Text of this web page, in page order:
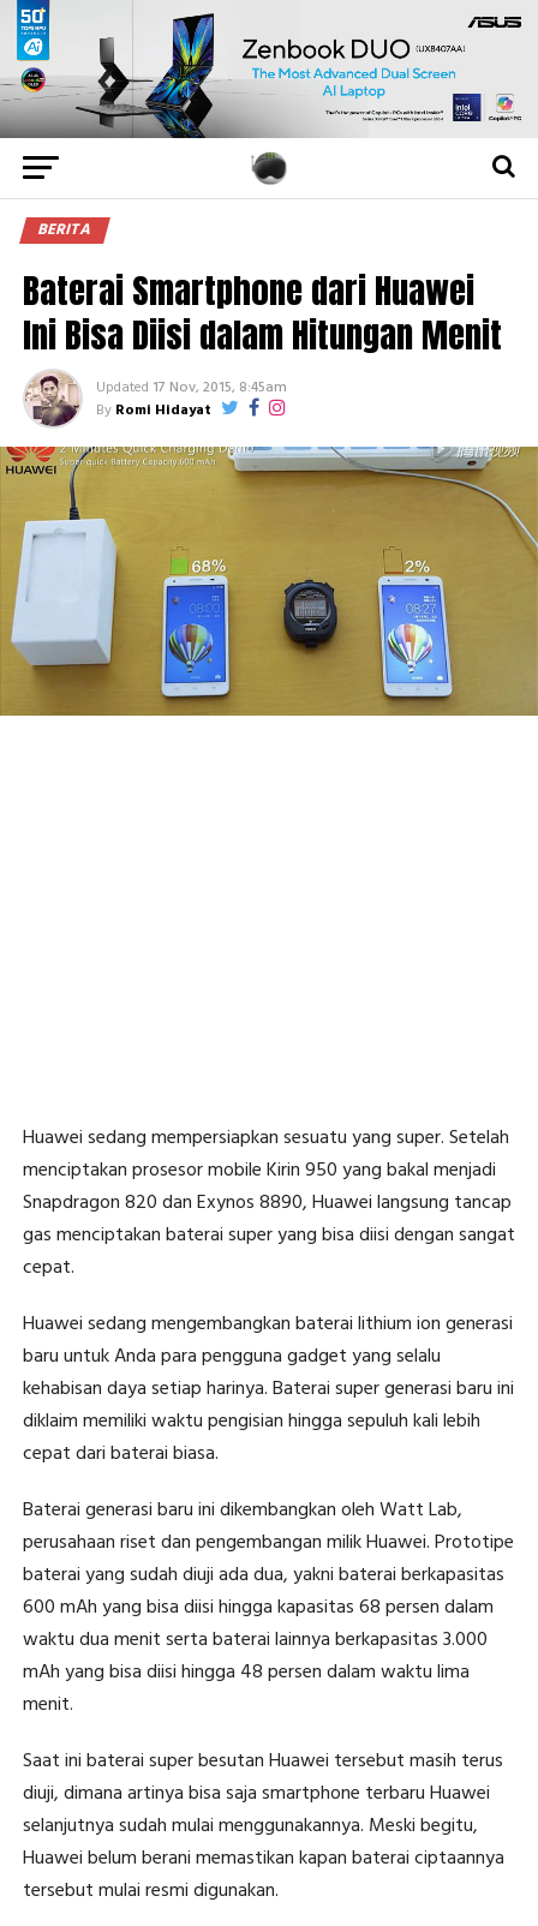
BERITA
Baterai Smartphone dari Huawei
Ini Bisa Diisi dalam Hitungan Menit
Updated 17 Nov, 2015, 8:45am
By Romi Hidayat
Huawei sedang mempersiapkan sesuatu yang super. Setelah
menciptakan prosesor mobile Kirin 950 yang bakal menjadi
Snapdragon 820 dan Exynos 8890, Huawei langsung tancap
gas menciptakan baterai super yang bisa diisi dengan sangat
cepat.
Huawei sedang mengembangkan baterai lithium ion generasi
baru untuk Anda para pengguna gadget yang selalu
kehabisan daya setiap harinya. Baterai super generasi baru ini
diklaim memiliki waktu pengisian hingga sepuluh kali lebih
cepat dari baterai biasa.
Baterai generasi baru ini dikembangkan oleh Watt Lab,
perusahaan riset dan pengembangan milik Huawei. Prototipe
baterai yang sudah diuji ada dua, yakni baterai berkapasitas
600 mAh yang bisa diisi hingga kapasitas 68 persen dalam
waktu dua menit serta baterai lainnya berkapasitas 3.000
mAh yang bisa diisi hingga 48 persen dalam waktu lima
menit.
Saat ini baterai super besutan Huawei tersebut masih terus
diuji, dimana artinya bisa saja smartphone terbaru Huawei
selanjutnya sudah mulai menggunakannya. Meski begitu,
Huawei belum berani memastikan kapan baterai ciptaannya
tersebut mulai resmi digunakan.